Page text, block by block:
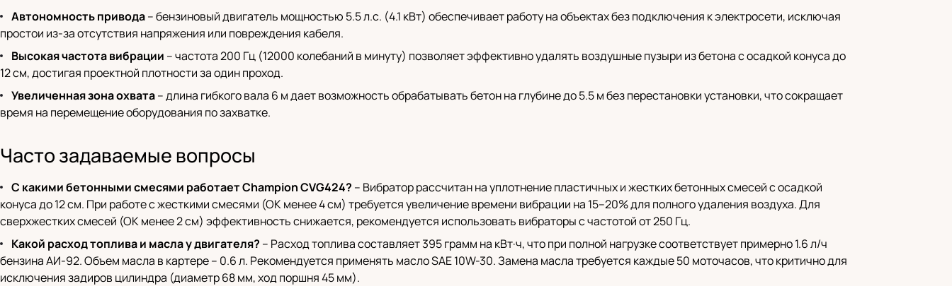
Автономность привода– бензиновый двигатель мощностью 5.5 л.с. (4.1 кВт) обеспечивает работу на объектах без подключения к электросети, исключая
простои из-за отсутствия напряжения или повреждения кабеля.
Высокая частота вибрации – частота 200 Гц (12000 колебаний в минуту) позволяет эффективно удалять воздушные пузыри из бетона с осадкой конуса до
12 см, достигая проектной плотности за один проход.
Увеличенная зона охвата– длина гибкого вала 6 м дает возможность обрабатывать бетон на глубине до 5.5 м без перестановки установки, что сокращает
время на перемещение оборудования по захватке.
Часто задаваемые вопросы
С какими бетонными смесями работает Champion CVG424? – Вибратор рассчитан на уплотнение пластичных и жестких бетонных смесей с осадкой
конуса до 12 см. При работе с жесткими смесями (ОК менее 4 см) требуется увеличение времени вибрации на 15–20% для полного удаления воздуха. Для
сверхжестких смесей (ОК менее 2 см) эффективность снижается, рекомендуется использовать вибраторы с частотой от 250 Гц.
Какой расход топлива и масла у двигателя? – Расход топлива составляет 395 грамм на кВт·ч, что при полной нагрузке соответствует примерно 1.6 л/ч
бензина АИ-92. Объем масла в картере – 0.6 л. Рекомендуется применять масло SAE 10W-30. Замена масла требуется каждые 50 моточасов, что критично для
исключения задиров цилиндра (диаметр 68 мм, ход поршня 45 мм).